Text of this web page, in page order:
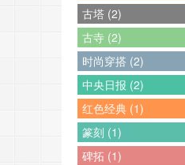
古塔 (2)
古寺 (2)
时尚穿搭 (2)
中央日报 (2)
红色经典 (1)
篆刻 (1)
碑拓 (1)